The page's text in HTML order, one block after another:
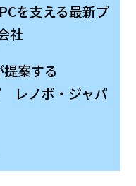
を支える最新プ
社
案する
レノボ・ジャパ